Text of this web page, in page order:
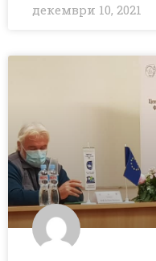
декември 10, 2021